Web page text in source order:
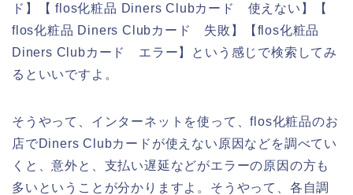
ド】【 flos化粧品 Diners Clubカード 使えない】【
flos化粧品 Diners Clubカード 失敗】【flos化粧品
Diners Clubカード エラー】という感じで検索してみ
るといいですよ。
そうやって、インターネットを使って、flos化粧品のお
店でDiners Clubカードが使えない原因などを調べてい
くと、意外と、支払い遅延などがエラーの原因の方も
多いということが分かりますよ。そうやって、各自調